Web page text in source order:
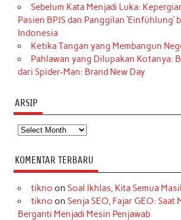
Sebelum Kata Menjadi Luka:
Pasien BPJS dan Panggilan ‘Einfühlung’
Indonesia
Ketika Tangan yang Membangun
Pahlawan yang Dilupakan Kotanya:
dari Spider-Man: Brand New Day
ARSIP
Arsip
KOMENTAR TERBARU
tikno on Soal Ikhlas, Kita Semua
tikno on Senja SEO, Fajar GEO: Saat
Berganti Menjadi Mesin Penjawab